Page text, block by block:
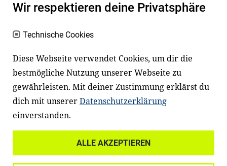
Newsletter
Facebook LinkedIn
Wir respektieren deine Privatsphäre
Technische Cookies
Diese Webseite verwendet Cookies, um dir die
bestmögliche Nutzung unserer Webseite zu
gewährleisten. Mit deiner Zustimmung erklärst du
dich mit unsererDatenschutzerklärung
einverstanden.
ALLE AKZEPTIEREN